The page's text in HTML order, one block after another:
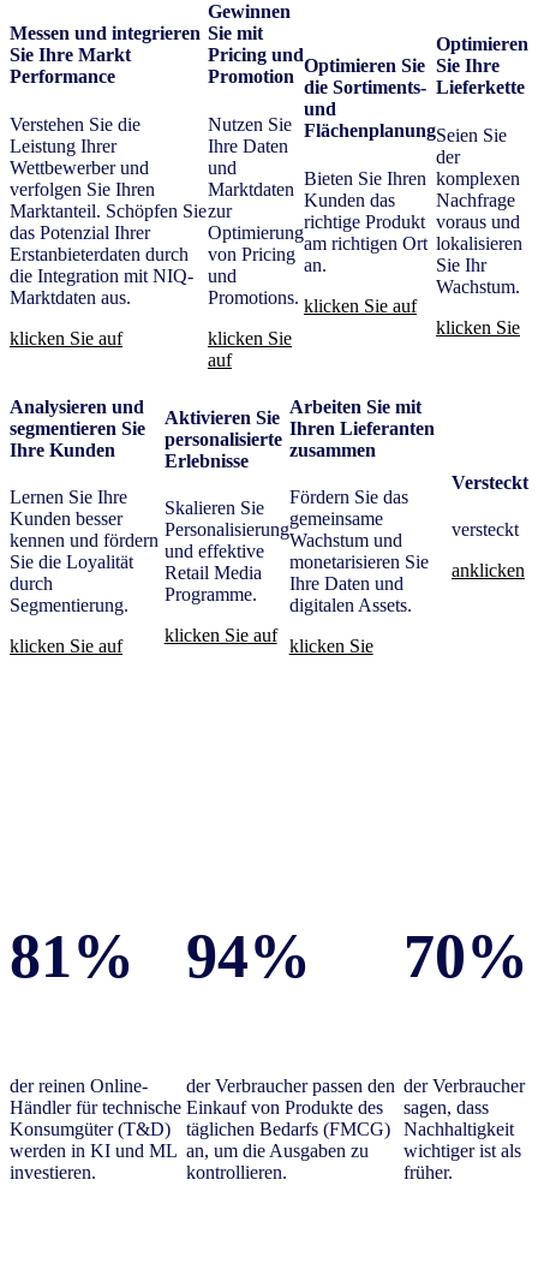
Messen und integrieren
Sie Ihre Markt
Performance
Verstehen Sie die
Leistung Ihrer
Wettbewerber und
verfolgen Sie Ihren
Marktanteil. Schöpfen Sie
das Potenzial Ihrer
Erstanbieterdaten durch
die Integration mit NIQ-
Marktdaten aus.
klicken Sie auf
Gewinnen
Sie mit
Pricing und
Promotion
Nutzen Sie
Ihre Daten
und
Marktdaten
zur
Optimierung
von Pricing
und
Promotions.
klicken Sie
auf
Optimieren Sie
die Sortiments-
und
Flächenplanung
Bieten Sie Ihren
Kunden das
richtige Produkt
am richtigen Ort
an.
klicken Sie auf
Optimieren
Sie Ihre
Lieferkette
Seien Sie
der
komplexen
Nachfrage
voraus und
lokalisieren
Sie Ihr
Wachstum.
klicken Sie
Analysieren und
segmentieren Sie
Ihre Kunden
Lernen Sie Ihre
Kunden besser
kennen und fördern
Sie die Loyalität
durch
Segmentierung.
klicken Sie auf
Aktivieren Sie
personalisierte
Erlebnisse
Skalieren Sie
Personalisierung
und effektive
Retail Media
Programme.
klicken Sie auf
Arbeiten Sie mit
Ihren Lieferanten
zusammen
Fördern Sie das
gemeinsame
Wachstum und
monetarisieren Sie
Ihre Daten und
digitalen Assets.
klicken Sie
Versteckt
versteckt
anklicken
81%
der reinen Online-
Händler für technische
Konsumgüter (T&D)
werden in KI und ML
investieren.
94%
der Verbraucher passen den
Einkauf von Produkte des
täglichen Bedarfs (FMCG)
an, um die Ausgaben zu
kontrollieren.
70%
der Verbraucher
sagen, dass
Nachhaltigkeit
wichtiger ist als
früher.